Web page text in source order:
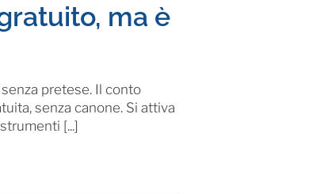
ma è
pretese. Il conto
senza canone. Si attiva
[...]